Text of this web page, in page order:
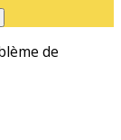
de